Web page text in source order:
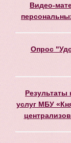
Видео-
Опрос
Результаты
услуг МБУ